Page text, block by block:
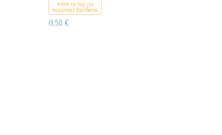
Ahora no hay ¿Lo
buscamos? Escribenos
13,50 €